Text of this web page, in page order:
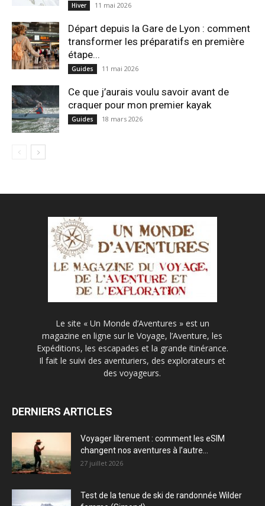
Hiver 11 mai 2026
Départ depuis la Gare de Lyon : comment
transformer les préparatifs en pre⁠mière
étape...
Guides 11 mai 2026
Ce que j’aurais voulu savoir avant de
craquer pour mon premier kayak
Guides 18 mars 2026
Le site « Un Monde d’Aventures » est un
magazine en ligne sur le Voyage, l’Aventure, les
Expéditions, les escapades et la grande itinérance.
Il fait le suivi des aventuriers, des explorateurs et
des voyageurs.
DERNIERS ARTICLES
Voyager librement : comment les eSIM
changent nos aventures à l’autre...
27 juillet 2026
Test de la tenue de ski de randonnée Wilder